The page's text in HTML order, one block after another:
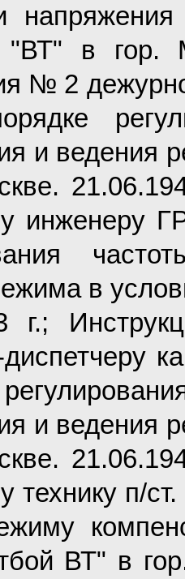
"ВТ" в гор.
№ 2
и ведения
инженеру
в
г.;
и ведения
технику п/
ВТ" в